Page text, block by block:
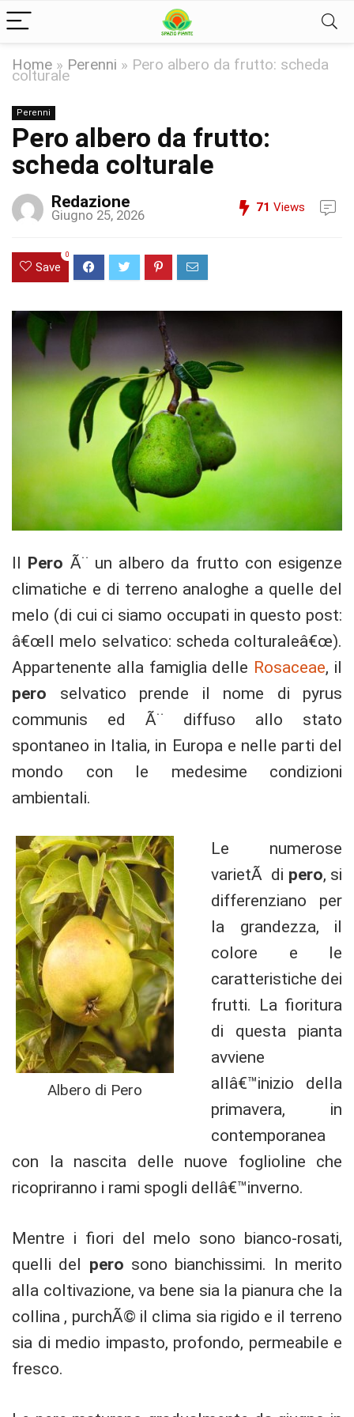
Home » Perenni » Pero albero da frutto: scheda
colturale
Perenni
Pero albero da frutto:
scheda colturale
Redazione
Giugno 25, 2026 71 Views
Save
0
Il Pero Ã¨ un albero da frutto con esigenze
climatiche e di terreno analoghe a quelle del
melo (di cui ci siamo occupati in questo post:
â€œIl melo selvatico: scheda colturaleâ€œ).
Appartenente alla famiglia delle Rosaceae, il
pero selvatico prende il nome di pyrus
communis ed Ã¨ diffuso allo stato
spontaneo in Italia, in Europa e nelle parti del
mondo con le medesime condizioni
ambientali.
Albero di Pero
Le numerose
varietÃ di pero, si
differenziano per
la grandezza, il
colore e le
caratteristiche dei
frutti. La fioritura
di questa pianta
avviene
allâ€™inizio della
primavera, in
contemporanea
con la nascita delle nuove foglioline che
ricopriranno i rami spogli dellâ€™inverno.
Mentre i fiori del melo sono bianco-rosati,
quelli del pero sono bianchissimi. In merito
alla coltivazione, va bene sia la pianura che la
collina , purchÃ© il clima sia rigido e il terreno
sia di medio impasto, profondo, permeabile e
fresco.